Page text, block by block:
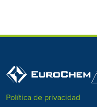
Política de privacidad